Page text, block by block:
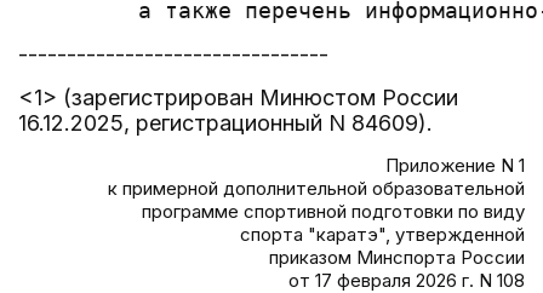
--------------------------------
<1> (зарегистрирован Минюстом России
16.12.2025, регистрационный N 84609).
Приложение N 1
к примерной дополнительной образовательной
программе спортивной подготовки по виду
спорта "каратэ", утвержденной
приказом Минспорта России
от 17 февраля 2026 г. N 108